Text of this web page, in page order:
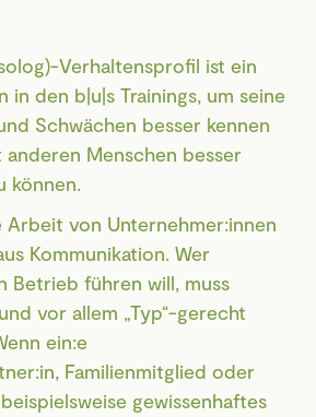
Verhaltensprofil ist ein
in den b|u|s Trainings, um seine
Schwächen besser kennen
Menschen besser
können.
Arbeit von Unternehmer:innen
Kommunikation. Wer
Betrieb führen will, muss
vor allem „Typ“-gerecht
ein:e
Familienmitglied oder
gewissenhaftes